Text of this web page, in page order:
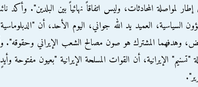
لمواصلة المحادثات، وليس اتفاقاً نهائياً بين البلدين". وأكد
السياسية، العميد يد الله جواني، اليوم الأحد، أن
وهدفهما المشترك هو صون مصالح الشعب الإيراني
"تسنيم" الإيرانية، أن القوات المسلحة الإيرانية "بعيون مفتوحة